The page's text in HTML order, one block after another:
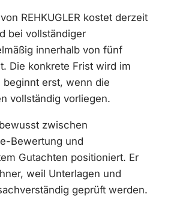
REHKUGLER kostet derzeit
bei vollständiger
innerhalb von fünf
Die konkrete Frist wird im
erst, wenn die
vollständig vorliegen.
zwischen
Bewertung und
Gutachten positioniert. Er
weil Unterlagen und
geprüft werden.